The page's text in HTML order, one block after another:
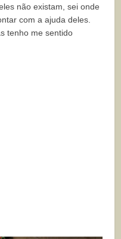
não existam, sei onde
com a ajuda deles.
tenho me sentido